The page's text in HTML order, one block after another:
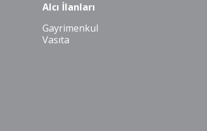
Alcı İlanları
Gayrimenkul
Vasıta